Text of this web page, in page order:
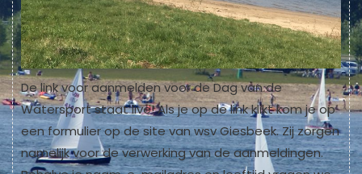
De link voor aanmelden voor de Dag van de
Watersport staat live! Als je op de link klikt kom je op
een formulier op de site van wsv Giesbeek. Zij zorgen
namelijk voor de verwerking van de aanmeldingen.